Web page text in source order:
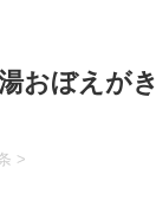
おぼえがき
>